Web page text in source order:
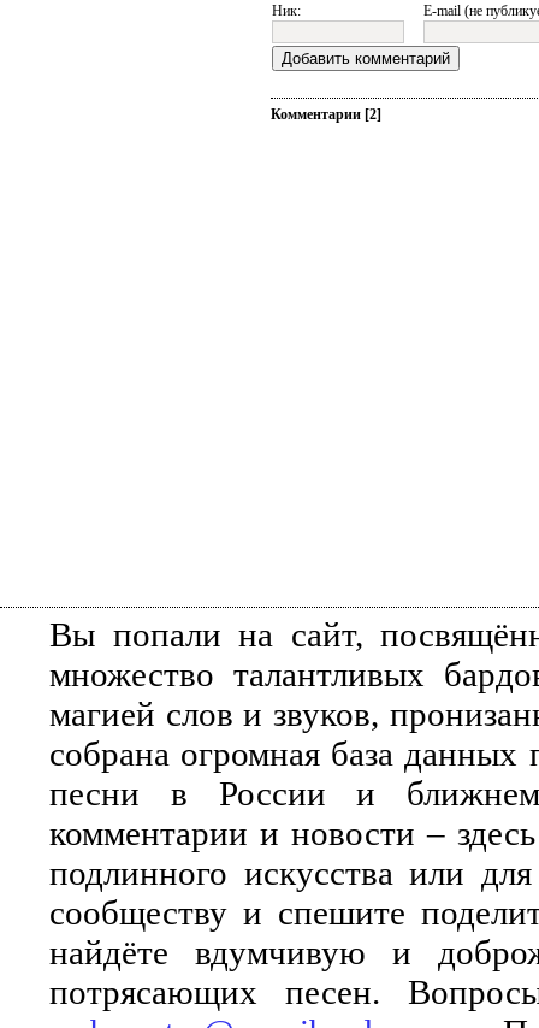
Ник: E-mail (не
Комментарии [2]
Вы попали на сайт,
множество талантливых
магией слов и звуков,
собрана огромная база
песни в России и ближнем
комментарии и новости –
подлинного искусства или
сообществу и спешите
найдёте вдумчивую и
потрясающих песен.